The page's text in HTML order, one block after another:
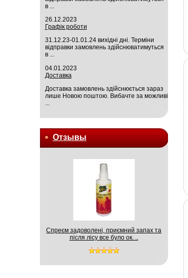
в ...
26.12.2023
Графік роботи
31.12.23-01.01.24 вихідні дні. Терміни
відправки замовлень здійснюватимуться
в ...
04.01.2023
Доставка
Доставка замовлень здійснюється зараз
лише Новою поштою. Вибачте за можливі
Отзывы
Спреєм задоволені, приємний запах та
після лісу все було ок. ..